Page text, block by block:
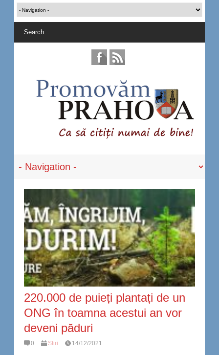
220.000 de puieți plantați de un
ONG în toamna acestui an vor
deveni păduri
0 Stiri 14/12/2021